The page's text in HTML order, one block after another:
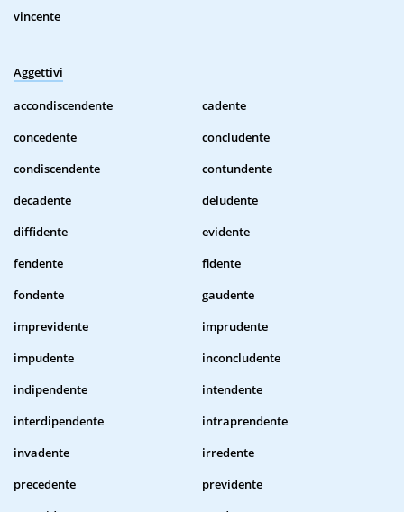
vincente
Aggettivi
accondiscendente
cadente
concedente
concludente
condiscendente
contundente
decadente
deludente
diffidente
evidente
fendente
fidente
fondente
gaudente
imprevidente
imprudente
impudente
inconcludente
indipendente
intendente
interdipendente
intraprendente
invadente
irredente
precedente
previdente